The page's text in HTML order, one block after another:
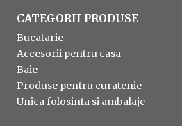
CATEGORII PRODUSE
Bucatarie
Accesorii pentru casa
Baie
Produse pentru curatenie
Unica folosinta si ambalaje